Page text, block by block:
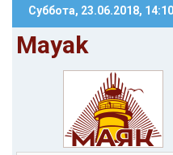
Суббота, 23.06.2018, 14:10
Mayak